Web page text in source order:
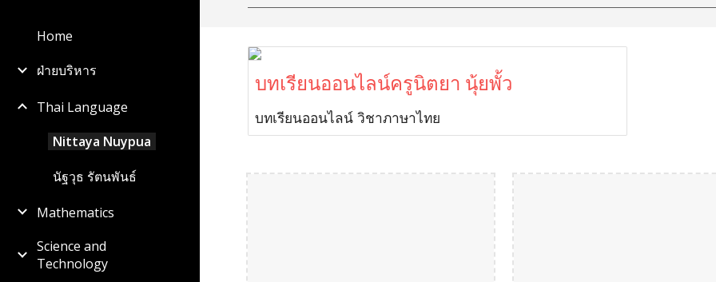
Home
ฝ่ายบริหาร
Thai Language
Nittaya Nuypua
นัฐวุธ รัตนพันธ์
Mathematics
Science and
Technology
บทเรียนออนไลน์ครูนิตยา นุ้ยพั้ว
บทเรียนออนไลน์ วิชาภาษาไทย